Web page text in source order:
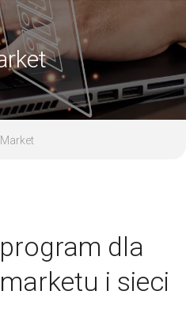
dla
i sieci